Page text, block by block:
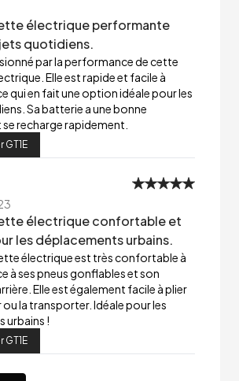
électrique performante
quotidiens.
par la performance de cette
Elle est rapide et facile à
qui en fait une option idéale pour les
Sa batterie a une bonne
recharge rapidement.
électrique confortable et
les déplacements urbains.
électrique est très confortable à
à ses pneus gonflables et son
Elle est également facile à plier
ou la transporter. Idéale pour les
urbains !